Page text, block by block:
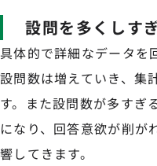
設問を多くしす
具体的で詳細なデータを
設問数は増えていき、集
す。また設問数が多すぎ
になり、回答意欲が削が
響してきます。